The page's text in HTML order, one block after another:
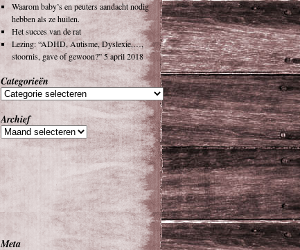
Waarom baby’s en peuters aandacht nodig
hebben als ze huilen.
Het succes van de rat
Lezing: “ADHD, Autisme, Dyslexie,…,
stoornis, gave of gewoon?” 5 april 2018
Categorieën
Archief
Meta